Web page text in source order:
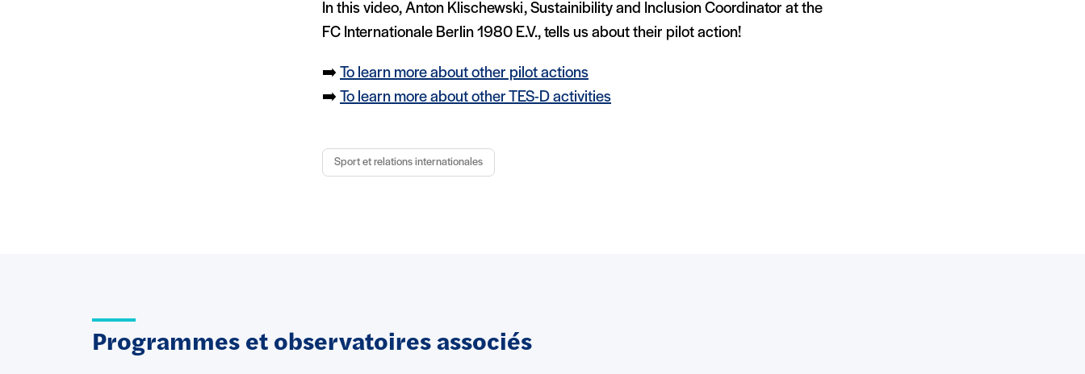
In this video, Anton Klischewski, Sustainibility and Inclusion Coordinator at the
FC Internationale Berlin 1980 E.V., tells us about their pilot action!
➡️ To learn more about other pilot actions
➡️ To learn more about other TES-D activities
Sport et relations internationales
Programmes et observatoires associés